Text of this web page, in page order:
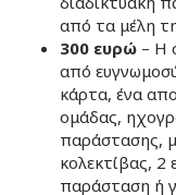
από τα μέλη
300 ευρώ – Η
από
κάρτα, ένα
ομάδας,
παράστασης,
κολεκτίβας, 2
παράσταση ή